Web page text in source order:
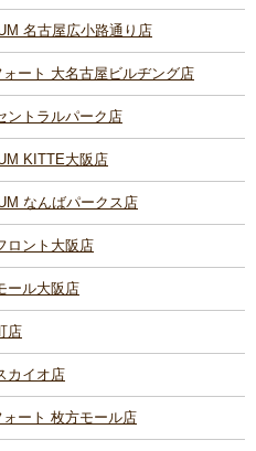
名古屋広小路通り店
ート 大名古屋ビルヂング店
ントラルパーク店
KITTE大阪店
なんばパークス店
ロント大阪店
ール大阪店
店
カイオ店
ート 枚方モール店